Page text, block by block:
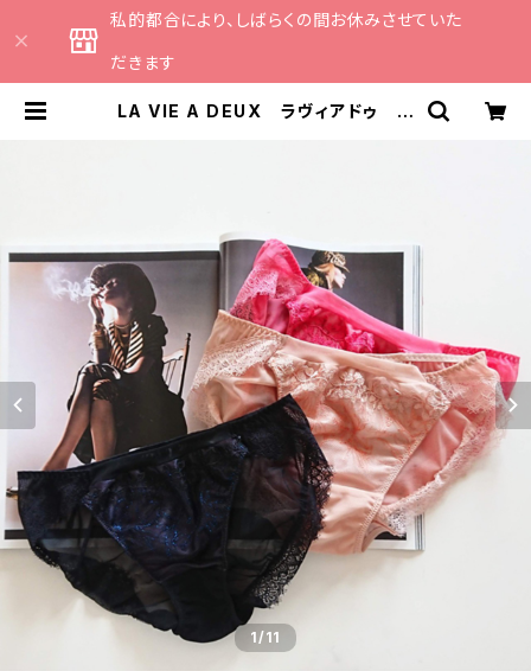
私的都合により、しばらくの間お休みさせていた
だきます
LA VIE A DEUX ラヴィアドゥ ラ
1/11